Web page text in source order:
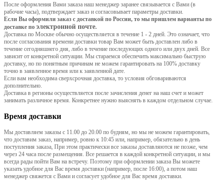
После оформления Вами заказа наш менеджер заранее связывается с Вами (в
рабочие часы), подтверждает заказ и согласовывает параметры доставки.
Если Вы оформили заказ с доставкой по России, то мы пришлем варианты по
доставке по электронной почте.
Доставка по Москве обычно осуществляется в течение 1 - 2 дней. Это означает, что
после согласования времени доставки товар Вам может быть доставлен либо в
течение сегодняшнего дня, либо в течение последующих одного или двух дней. Все
зависит от конкретной ситуации. Мы стараемся обеспечить максимально быструю
доставку, но по понятным причинам не можем гарантировать на 100% доставку
точно в заявленное время или к заявленной дате.
Если вам необходима сверхсрочная доставка, то условия обговариваются
дополнительно.
Доставка в регионы осуществляется после зачисления денег на наш счет и может
занимать различное время. Конкретнее нужно выяснять в каждом отдельном случае.
Время доставки
Мы доставляем заказы с 11.00 до 20.00 по будням, но мы не можем гарантировать,
что доставим заказ, например, ровно к 10:45 или, например, обязательно в день
поступления заказа, При этом практически все заказы доставляются не позже, чем
через 24 часа после размещения. Все решается в каждой конкретной ситуации, и мы
всегда рады пойти Вам на встречу. Поэтому при оформлении заказа Вы можете
указать удобное для Вас время доставки (например, после 16:00), а потом наш
менеджер свяжется с Вами и согласует удобное для Вас время доставки.